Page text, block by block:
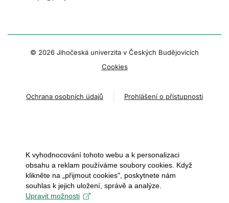
© 2026 Jihočeská univerzita v Českých Budějovicích
Cookies
Ochrana osobních údajů Prohlášení o přístupnosti
K vyhodnocování tohoto webu a k personalizaci
obsahu a reklam používáme soubory cookies. Když
klikněte na „přijmout cookies", poskytnete nám
souhlas k jejich uložení, správě a analýze.
Upravit možnosti